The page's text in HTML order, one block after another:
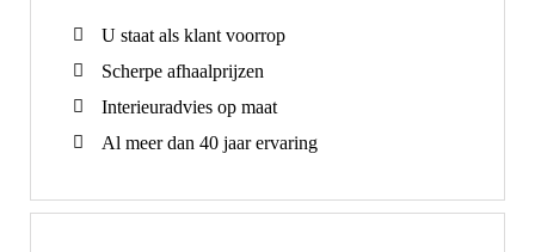
U staat als klant voorrop
Scherpe afhaalprijzen
Interieuradvies op maat
Al meer dan 40 jaar ervaring